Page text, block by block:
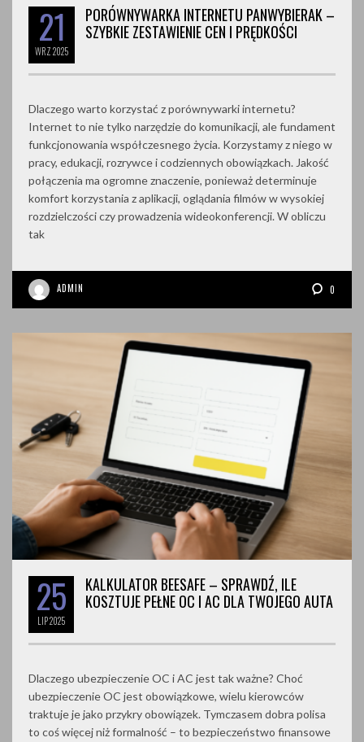
21
WRZ2025
PORÓWNYWARKA INTERNETU PANWYBIERAK –
SZYBKIE ZESTAWIENIE CEN I PRĘDKOŚCI
Dlaczego warto korzystać z porównywarki internetu?
Internet to nie tylko narzędzie do komunikacji, ale fundament
funkcjonowania współczesnego życia. Korzystamy z niego w
pracy, edukacji, rozrywce i codziennych obowiązkach. Jakość
połączenia ma ogromne znaczenie, ponieważ determinuje
komfort korzystania z aplikacji, oglądania filmów w wysokiej
rozdzielczości czy prowadzenia wideokonferencji. W obliczu
tak
ADMIN 0
25
LIP2025
KALKULATOR BEESAFE – SPRAWDŹ, ILE
KOSZTUJE PEŁNE OC I AC DLA TWOJEGO AUTA
Dlaczego ubezpieczenie OC i AC jest tak ważne? Choć
ubezpieczenie OC jest obowiązkowe, wielu kierowców
traktuje je jako przykry obowiązek. Tymczasem dobra polisa
to coś więcej niż formalność – to bezpieczeństwo finansowe